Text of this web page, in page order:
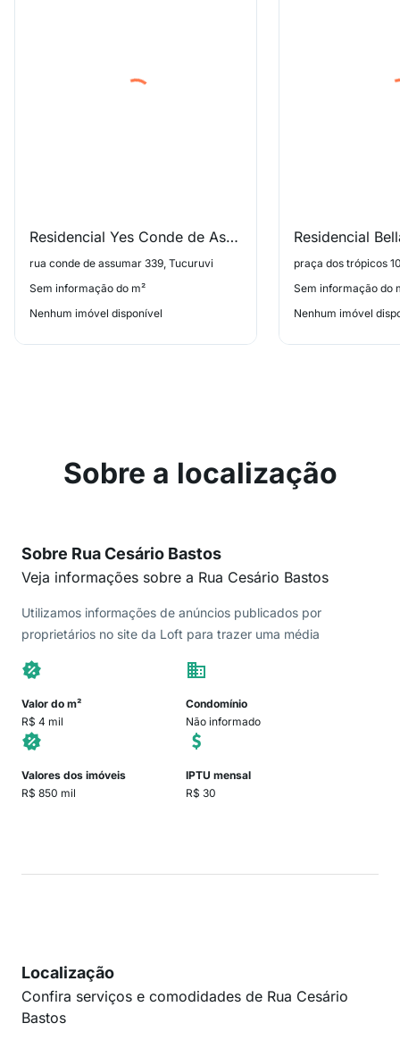
Residencial Yes Conde de Assumar
rua conde de assumar 339, Tucuruvi
Sem informação do m²
Nenhum imóvel disponível
Residencial
praça dos trópicos
Sem informação do
Nenhum imóvel
Sobre a localização
Sobre Rua Cesário Bastos
Veja informações sobre a Rua Cesário Bastos
Utilizamos informações de anúncios publicados por
proprietários no site da Loft para trazer uma média
Valor do m²
R$ 4 mil
Condomínio
Não informado
Valores dos imóveis
R$ 850 mil
IPTU mensal
R$ 30
Localização
Confira serviços e comodidades de Rua Cesário
Bastos